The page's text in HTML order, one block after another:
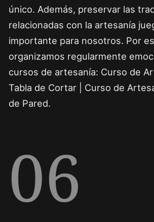
único. Además, preservar las
relacionadas con la artesanía
importante para nosotros. Por
organizamos regularmente
cursos de artesanía: Curso de
Tabla de Cortar | Curso de
de Pared.
06